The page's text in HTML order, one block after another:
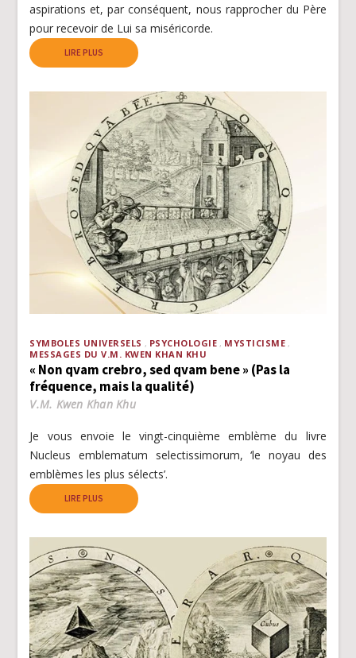
aspirations et, par conséquent, nous rapprocher du Père
pour recevoir de Lui sa miséricorde.
LIRE PLUS
SYMBOLES UNIVERSELS PSYCHOLOGIE
MYSTICISME
MESSAGES DU V.M. KWEN KHAN KHU
« Non qvam crebro, sed qvam bene » (Pas la
fréquence, mais la qualité)
V.M. Kwen Khan Khu
Je vous envoie le vingt-cinquième emblème du livre
Nucleus emblematum selectissimorum, ‘le noyau des
emblèmes les plus sélects’.
LIRE PLUS